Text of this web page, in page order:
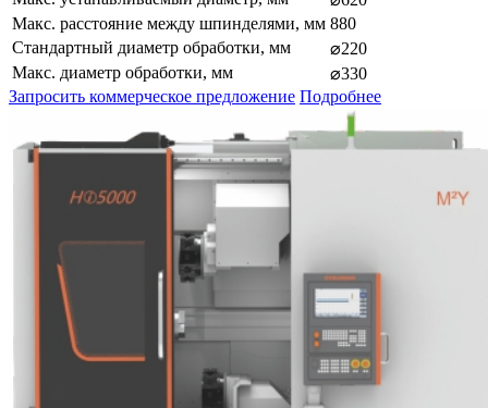
Макс. расстояние между шпинделями, мм 880
Стандартный диаметр обработки, мм
⌀220
Макс. диаметр обработки, мм
⌀330
Запросить коммерческое предложение Подробнее